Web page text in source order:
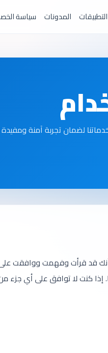
التطبيقات المدونات سياسة
لضمان تجربة آمنة
قد قرأت وفهمت ووافقت على
إذا كنت لا توافق على أي